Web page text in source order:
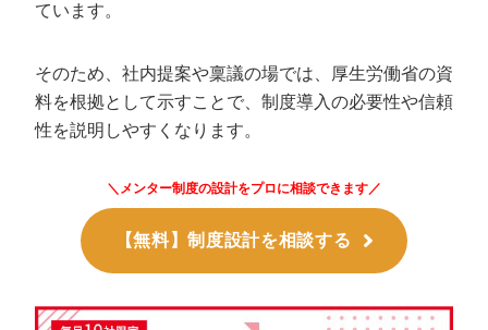
ています。
そのため、社内提案や稟議の場では、厚生労働省の資
料を根拠として示すことで、制度導入の必要性や信頼
性を説明しやすくなります。
＼メンター制度の設計をプロに相談できます／
【無料】制度設計を相談する